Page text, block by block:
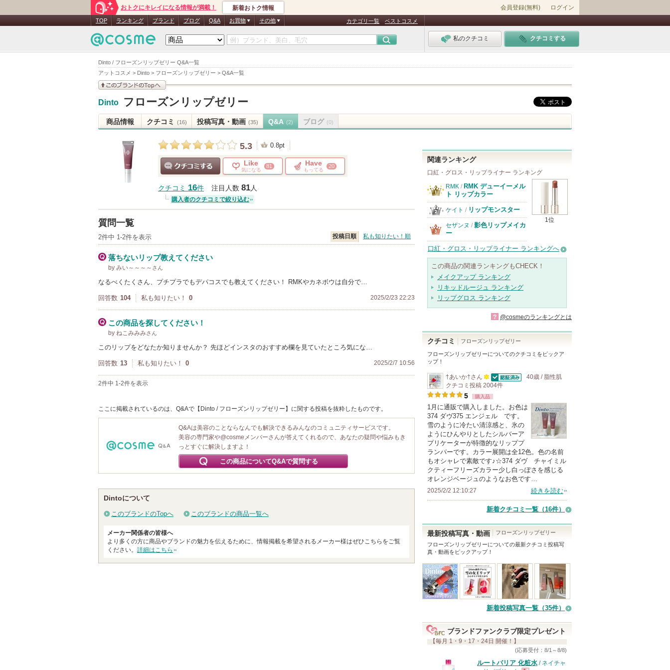
Dinto / フローズンリップゼリー Q&A一覧
アットコスメ > Dinto > フローズンリップゼリー > Q&A一覧
おトクにキレイになる情報が満載！ 新着おトク情報 会員登録(無料) ログイン
TOP ランキング ブランド ブログ Q&A お買物 その他 カテゴリ一覧 ベストコスメ
私のクチコミ クチコミする
このブランドの情報を
Dinto フローズンリップゼリー
商品情報 クチコミ (16) 投稿写真・動画 (35) Q&A (2) ブログ (0)
5.3 0.8pt
Like
気になる
81 Have
もってる
20
クチコミ 16件 注目人数 81人
購入者のクチコミで絞り込む
質問一覧
2件中 1-2件を表示 投稿日順 私も知りたい！順
落ちないリップ教えてください
by みい～～～～ さん
なるべくたくさん、プチプラでもデパコスでも教えてください！ RMKやカネボウは自分で…
回答数 104 私も知りたい！ 0 2025/2/23 22:23
この商品を探してください！
by ねこみみみさん
このリップをどなたか知りませんか？ 先ほどインスタのおすすめ欄を見ていたところ気にな…
回答数 13 私も知りたい！ 0 2025/2/7 10:56
2件中 1-2件を表示
ここに掲載されているのは、Q&Aで【Dinto / フローズンリップゼリー】に関する投稿を抜粋したものです。
Q&Aは美容のことならなんでも解決できるみんなのコミュニティサービスです。
美容の専門家や@cosmeメンバーさんが答えてくれるので、あなたの疑問や悩みもき
っとすぐに解決しますよ！
この商品についてQ&Aで質問する
Dintoについて
このブランドのTopへ このブランドの商品一覧へ
メーカー関係者の皆様へ
より多くの方に商品やブランドの魅力を伝えるために、情報掲載を希望されるメーカー様はぜひこちらをご覧
ください。 詳細はこちら
関連ランキング
口紅・グロス・リップライナー ランキング
1位
RMK / RMK デューイーメル
ト リップカラー
ケイト / リップモンスター
セザンヌ / 影色リップメイカ
ー
口紅・グロス・リップライナー ランキングへ
この商品の関連ランキングもCHECK！
メイクアップ ランキング
リキッドルージュ ランキング
リップグロス ランキング
? @cosmeのランキングとは
クチコミ フローズンリップゼリー
フローズンリップゼリーについてのクチコミをピックア
ップ！
†あいか†さん
100
人
以
上
の
メ
ン
バ
ー
お
に
り
登
録
さ
れ
て
い
ま
認証済
40歳 / 脂性肌
クチコミ投稿 2004件
5 購入品
1月に通販で購入しました。お色は
374 ダヴ375 エンジェル です。
雪のように冷たい清涼感と、氷の
ようにひんやりとしたシルバーア
プリケーターが特徴的なリッププ
ランパーです。カラー展開は全12色。色の名前
もオシャレで素敵です♪☆374 ダヴ チャイミル
クティーフリーズカラー少し白っぽさを感じる
オレンジベージュのようなお色です…
2025/2/2 12:10:27 続きを読む
新着クチコミ一覧 （16件）
最新投稿写真・動画
フローズンリップゼリー
フローズンリップゼリーについての最新クチコミ投稿写
真・動画をピックアップ！
新着投稿写真一覧（35件）
ブランドファンクラブ限定プレゼント
【毎月 1・9・17・24日 開催！】
(応募受付：8/1～8/8)
ルートバリア 化粧水 / ネイチャ